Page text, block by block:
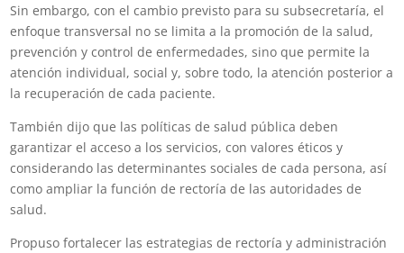
Sin embargo, con el cambio previsto para su subsecretaría, el
enfoque transversal no se limita a la promoción de la salud,
prevención y control de enfermedades, sino que permite la
atención individual, social y, sobre todo, la atención posterior a
la recuperación de cada paciente.
También dijo que las políticas de salud pública deben
garantizar el acceso a los servicios, con valores éticos y
considerando las determinantes sociales de cada persona, así
como ampliar la función de rectoría de las autoridades de
salud.
Propuso fortalecer las estrategias de rectoría y administración